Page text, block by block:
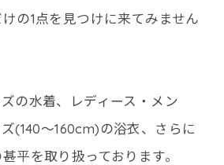
の1点を見つけに来てみません
の水着、レディース・メン
(140～160cm)の浴衣、さらに
平を取り扱っております。